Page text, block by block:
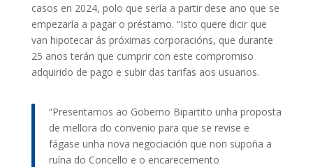
casos en 2024, polo que sería a partir dese ano que se
empezaría a pagar o préstamo. “Isto quere dicir que
van hipotecar ás próximas corporacións, que durante
25 anos terán que cumprir con este compromiso
adquirido de pago e subir das tarifas aos usuarios.
“Presentamos ao Goberno Bipartito unha proposta
de mellora do convenio para que se revise e
fágase unha nova negociación que non supoña a
ruína do Concello e o encarecemento